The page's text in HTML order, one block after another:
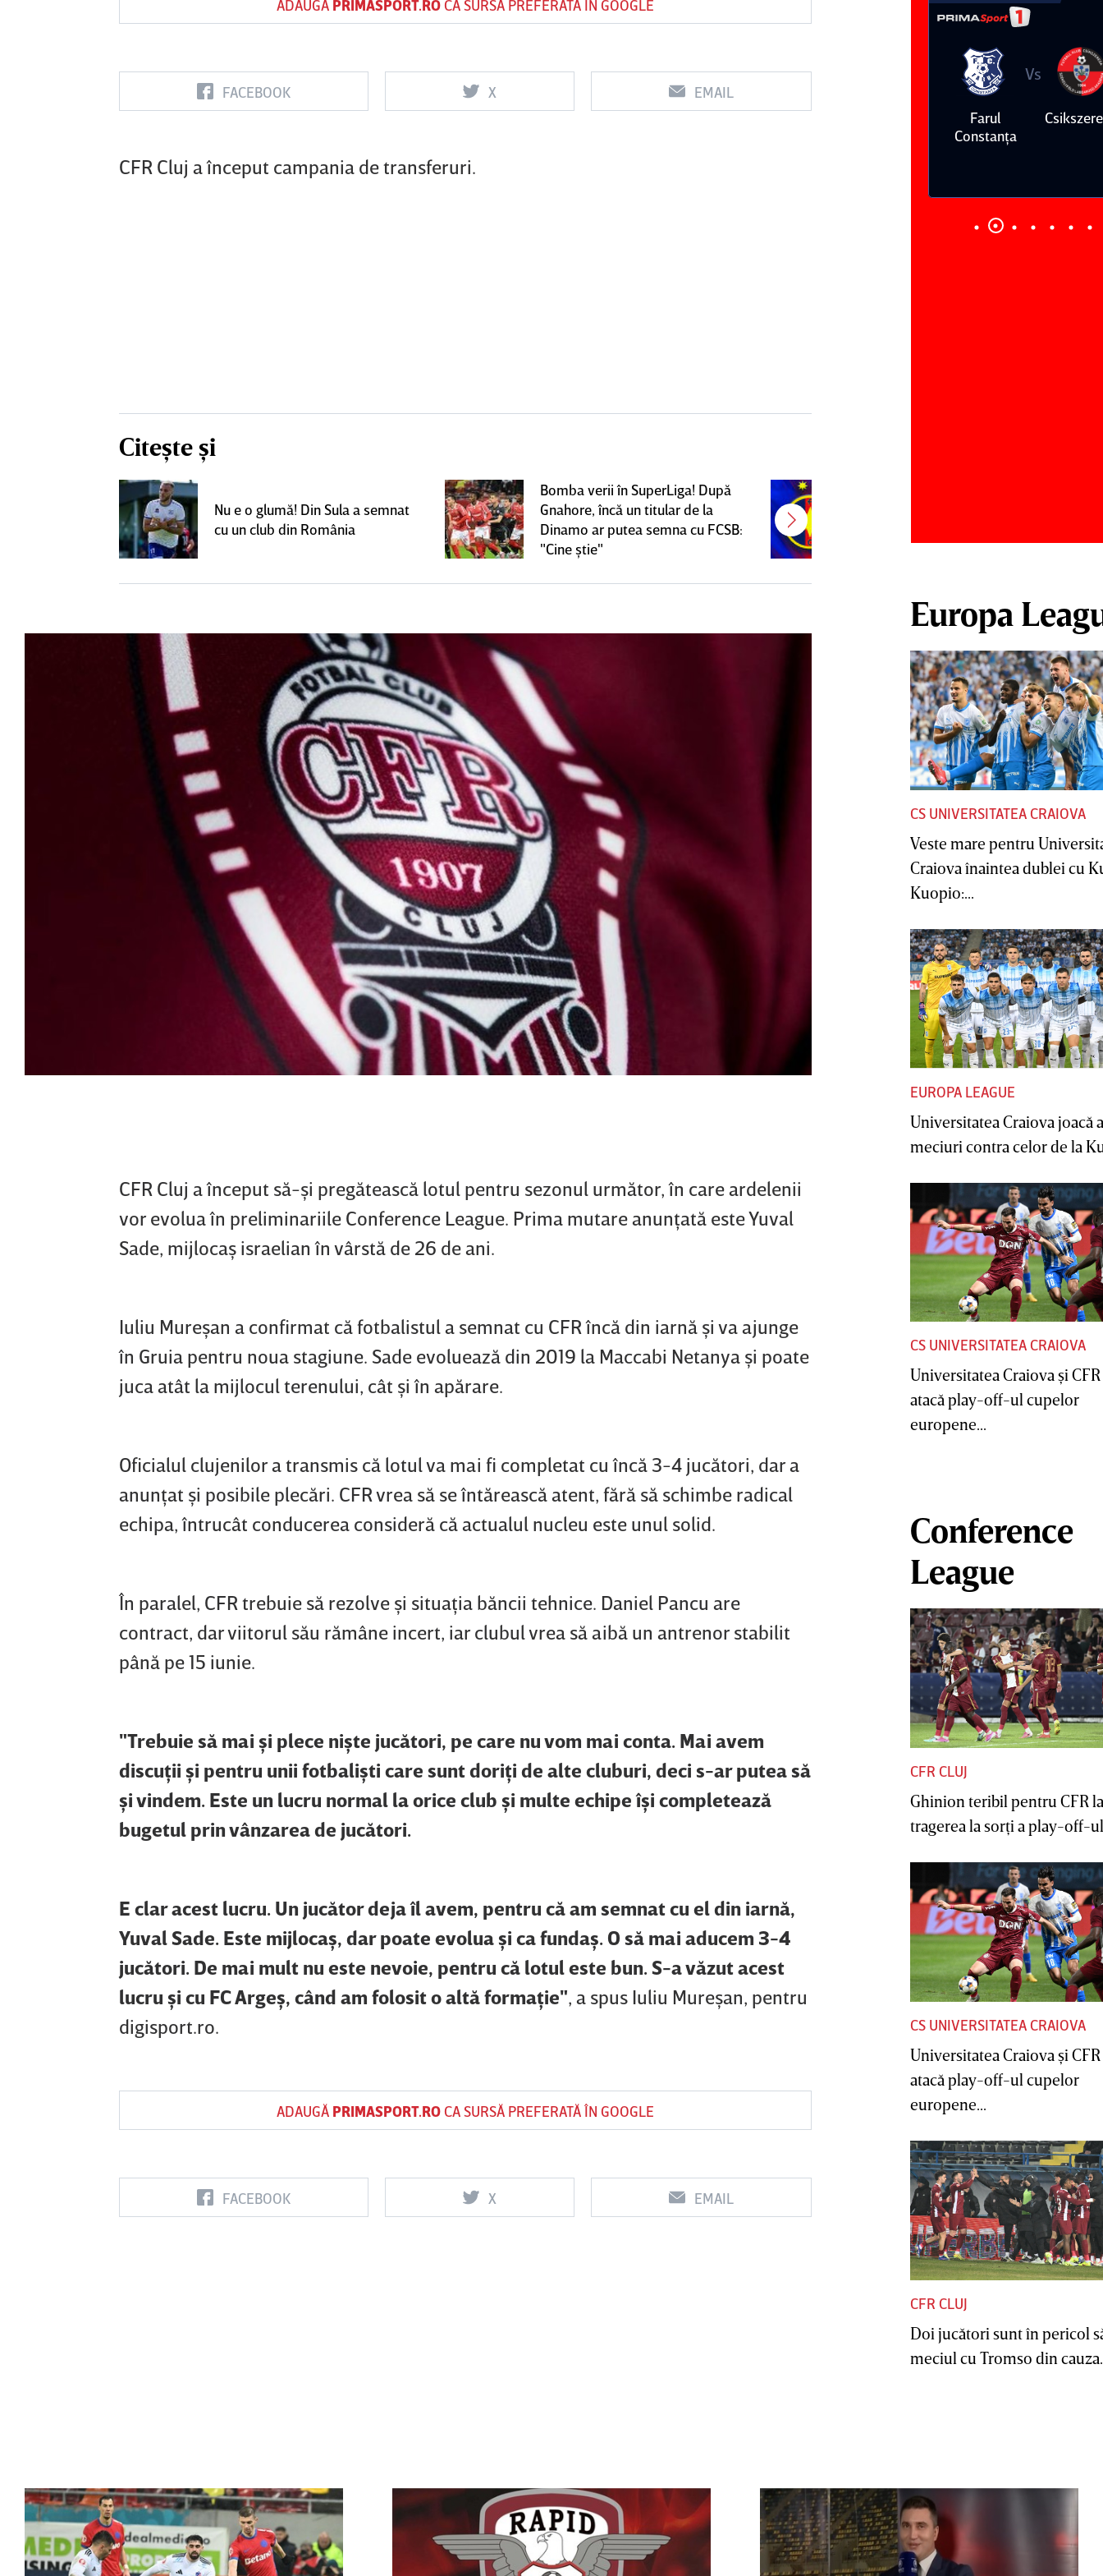
ADAUGĂ PRIMASPORT.ROCA SURSĂ PREFERATĂ ÎN GOOGLE
FACEBOOK X EMAIL
CFR Cluj a început campania de transferuri.
Citește și
Nu e o glumă! Din Sula a semnat
cu un club din România
Bomba verii în SuperLiga! După
Gnahore, încă un titular de la
Dinamo ar putea semna cu FCSB:
"Cine ştie"
CFR Cluj a început să-şi pregătească lotul pentru sezonul următor, în care ardelenii
vor evolua în preliminariile Conference League. Prima mutare anunţată este Yuval
Sade, mijlocaş israelian în vârstă de 26 de ani.
Iuliu Mureşan a confirmat că fotbalistul a semnat cu CFR încă din iarnă şi va ajunge
în Gruia pentru noua stagiune. Sade evoluează din 2019 la Maccabi Netanya şi poate
juca atât la mijlocul terenului, cât şi în apărare.
Oficialul clujenilor a transmis că lotul va mai fi completat cu încă 3-4 jucători, dar a
anunţat şi posibile plecări. CFR vrea să se întărească atent, fără să schimbe radical
echipa, întrucât conducerea consideră că actualul nucleu este unul solid.
În paralel, CFR trebuie să rezolve şi situaţia băncii tehnice. Daniel Pancu are
contract, dar viitorul său rămâne incert, iar clubul vrea să aibă un antrenor stabilit
până pe 15 iunie.
"Trebuie să mai şi plece nişte jucători, pe care nu vom mai conta. Mai avem
discuţii şi pentru unii fotbalişti care sunt doriţi de alte cluburi, deci s-ar putea să
şi vindem. Este un lucru normal la orice club şi multe echipe îşi completează
bugetul prin vânzarea de jucători.
E clar acest lucru. Un jucător deja îl avem, pentru că am semnat cu el din iarnă,
Yuval Sade. Este mijlocaş, dar poate evolua şi ca fundaş. O să mai aducem 3-4
jucători. De mai mult nu este nevoie, pentru că lotul este bun. S-a văzut acest
lucru şi cu FC Argeş, când am folosit o altă formaţie", a spus Iuliu Mureşan, pentru
digisport.ro.
ADAUGĂ PRIMASPORT.ROCA SURSĂ PREFERATĂ ÎN GOOGLE
FACEBOOK X EMAIL
Vs Vs Vs Vs
Dinamo
Vs
FC
Europa
CS UNIVERSITATEA CRAIOVA
Veste mare pentru
Craiova înaintea dublei cu
Kuopio:...
EUROPA LEAGUE
Universitatea Craiova joacă
meciuri contra celor de la
CS UNIVERSITATEA CRAIOVA
Universitatea Craiova şi
atacă play-off-ul cupelor
europene...
Conference
League
CFR CLUJ
Ghinion teribil pentru CFR la
tragerea la sorţi a play-off-
CS UNIVERSITATEA CRAIOVA
Universitatea Craiova şi
atacă play-off-ul cupelor
europene...
CFR CLUJ
Doi jucători sunt în pericol
meciul cu Tromso din